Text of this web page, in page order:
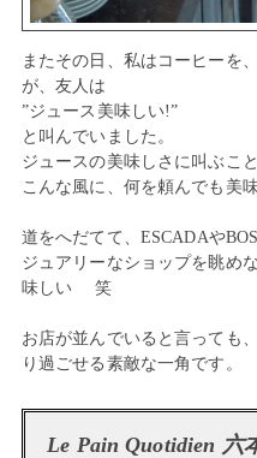
またその日、私はコーヒーを
が、友人は
”ジュース美味しい!”
と叫んでいました。
ジュースの美味しさに叫ぶ
こんな風に、何を頼んでも美
道をへだてて、ESCADAや
ジュアリーなショップを眺め
味しい 笑
お店が並んでいると言っても
り過ごせる素敵な一角です。
Le Pain Quotidien